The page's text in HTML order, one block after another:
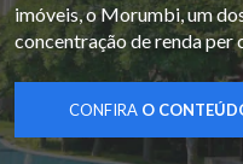
imóveis, o Morumbi, um
concentração de renda per
segundo dados do Censo
quando o inglês John
alqueires de terra e
CONFIRA O